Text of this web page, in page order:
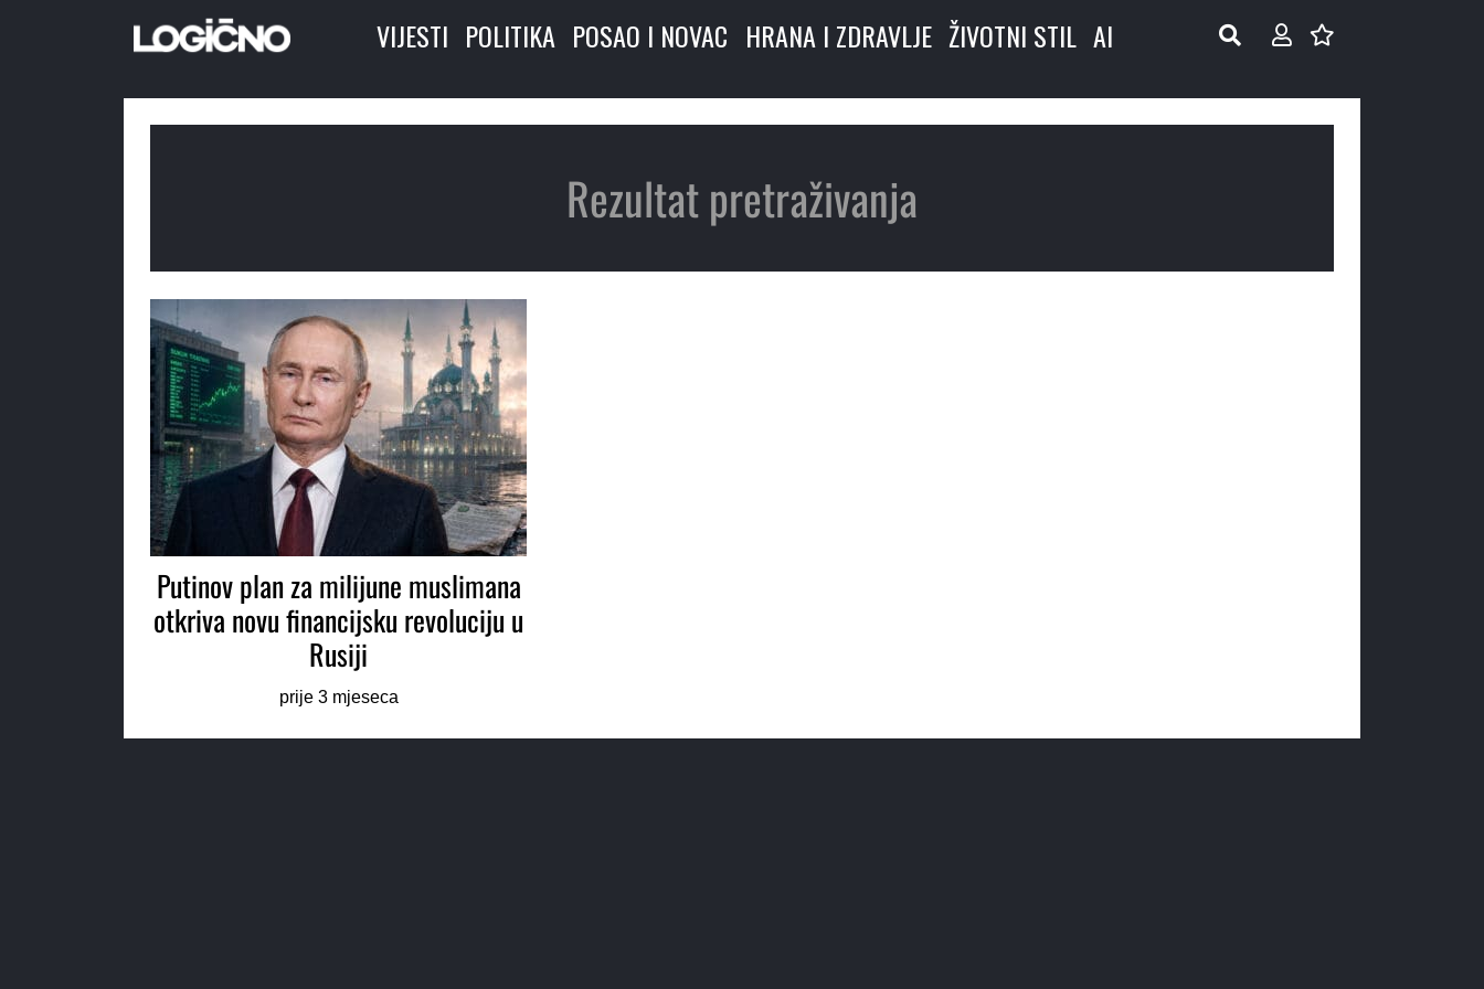
VIJESTI POLITIKA POSAO I NOVAC HRANA I ZDRAVLJE ŽIVOTNI STIL AI
Rezultat pretraživanja
Putinov plan za milijune muslimana
otkriva novu financijsku revoluciju u
Rusiji
prije 3 mjeseca